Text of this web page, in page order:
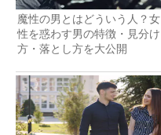
魔性の男とはどういう人？女
性を惑わす男の特徴・見分け
方・落とし方を大公開